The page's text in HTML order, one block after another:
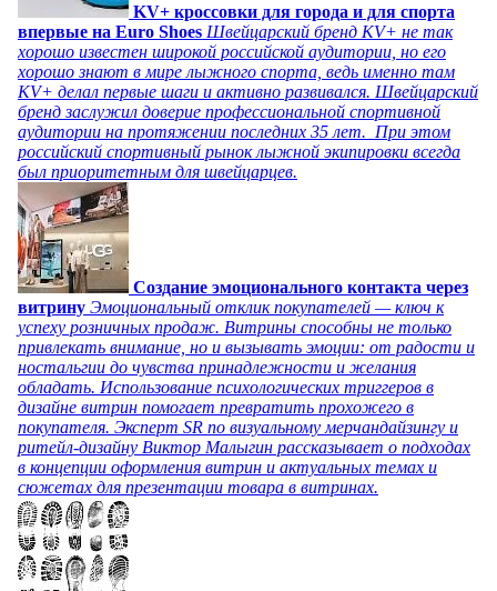
KV+ кроссовки для города и для спорта
впервые на Euro Shoes Швейцарский бренд KV+ не так
хорошо известен широкой российской аудитории, но его
хорошо знают в мире лыжного спорта, ведь именно там
KV+ делал первые шаги и активно развивался. Швейцарский
бренд заслужил доверие профессиональной спортивной
аудитории на протяжении последних 35 лет. При этом
российский спортивный рынок лыжной экипировки всегда
был приоритетным для швейцарцев.
Создание эмоционального контакта через
витрину Эмоциональный отклик покупателей — ключ к
успеху розничных продаж. Витрины способны не только
привлекать внимание, но и вызывать эмоции: от радости и
ностальгии до чувства принадлежности и желания
обладать. Использование психологических триггеров в
дизайне витрин помогает превратить прохожего в
покупателя. Эксперт SR по визуальному мерчандайзингу и
ритейл-дизайну Виктор Малыгин рассказывает о подходах
в концепции оформления витрин и актуальных темах и
сюжетах для презентации товара в витринах.